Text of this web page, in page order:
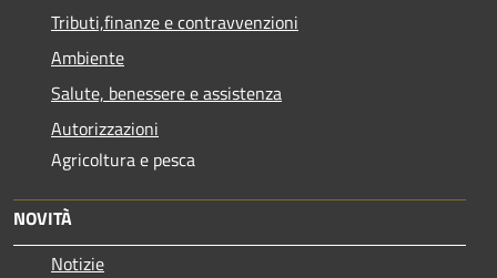
Tributi,finanze e contravvenzioni
Ambiente
Salute, benessere e assistenza
Autorizzazioni
Agricoltura e pesca
NOVITÀ
Notizie